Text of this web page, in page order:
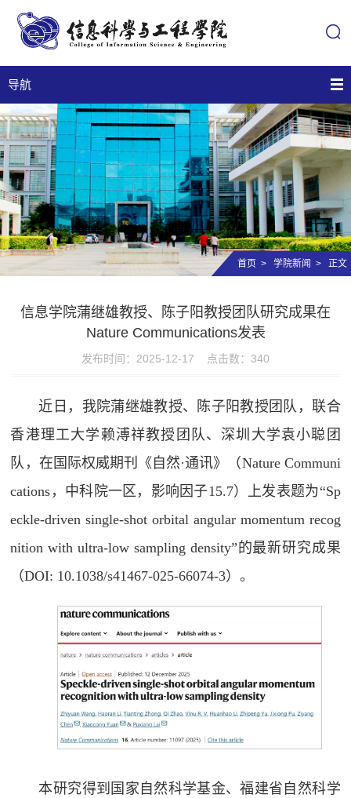
导航
首页 > 学院新闻 > 正文
信息学院蒲继雄教授、陈子阳教授团队研究成果在
Nature Communications发表
发布时间：2025-12-17 点击数： 340
近日，我院蒲继雄教授、陈子阳教授团队，联合
香港理工大学赖溥祥教授团队、深圳大学袁小聪团
队，在国际权威期刊《自然·通讯》（Nature Communi
cations，中科院一区，影响因子15.7）上发表题为“Sp
eckle-driven single-shot orbital angular momentum recog
nition with ultra-low sampling density”的最新研究成果
（DOI: 10.1038/s41467-025-66074-3）。
本研究得到国家自然科学基金、福建省自然科学